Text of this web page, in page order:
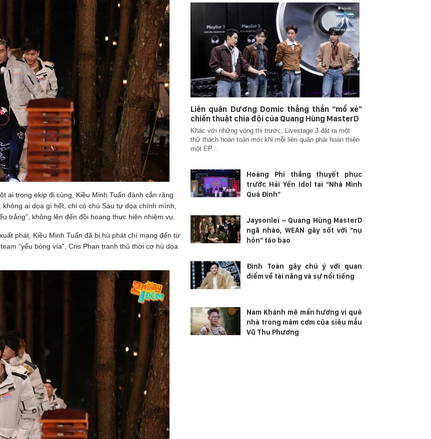
ai trong ekip đi cùng, Kiều Minh Tuấn đành cắn răng
ai dọa gì hết, chỉ có chú Sáu tự dọa chính mình,
trắng”, không lên đến đồi hoang thực hiện nhiệm vụ.
phát, Kiều Minh Tuấn đã bị hù phát chí mạng đến từ
“yếu bóng vía”, Cris Phan tranh thủ thời cơ hù dọa
Liên quân Dương Domic thẳng thắn “mổ xẻ”
chiến thuật chia đội của Quang Hùng MasterD
Khác với những vòng thi trước, Livestage 3 đặt ra một
thử thách hoàn toàn mới khi mỗi liên quân phải hoàn thiện
một EP...
Hoàng Phi thắng thuyết phục
trước Hải Yến Idol tại “Nhà Mình
Quá Đỉnh”
Jaysonlei – Quang Hùng MasterD
ngã nhào, WEAN gây sốt với “nụ
hôn” táo bạo
Đình Toàn gây chú ý với quan
điểm về tài năng và sự nổi tiếng
Nam Khánh mê mẩn hương vị quê
nhà trong mâm cơm của siêu mẫu
Vũ Thu Phương